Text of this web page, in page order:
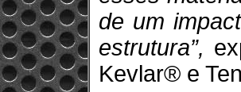
de um
estrutura”,
Kevlar® e